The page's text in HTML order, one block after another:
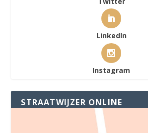
LinkedIn
Instagram
STRAATWIJZER ONLINE